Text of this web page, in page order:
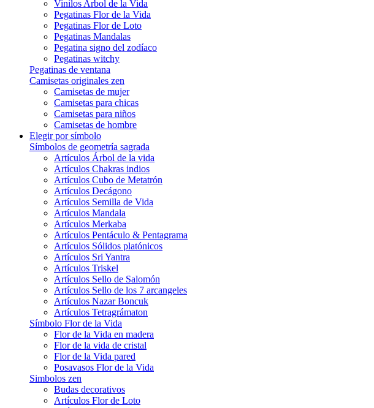
Vinilos Arbol de la Vida
Pegatinas Flor de la Vida
Pegatinas Flor de Loto
Pegatinas Mandalas
Pegatina signo del zodíaco
Pegatinas witchy
Pegatinas de ventana
Camisetas originales zen
Camisetas de mujer
Camisetas para chicas
Camisetas para niños
Camisetas de hombre
Elegir por símbolo
Símbolos de geometría sagrada
Artículos Árbol de la vida
Artículos Chakras indios
Artículos Cubo de Metatrón
Artículos Decágono
Artículos Semilla de Vida
Artículos Mandala
Artículos Merkaba
Artículos Pentáculo & Pentagrama
Artículos Sólidos platónicos
Artículos Sri Yantra
Artículos Triskel
Artículos Sello de Salomón
Artículos Sello de los 7 arcangeles
Artículos Nazar Boncuk
Artículos Tetragrámaton
Símbolo Flor de la Vida
Flor de la Vida en madera
Flor de la vida de cristal
Flor de la Vida pared
Posavasos Flor de la Vida
Simbolos zen
Budas decorativos
Artículos Flor de Loto